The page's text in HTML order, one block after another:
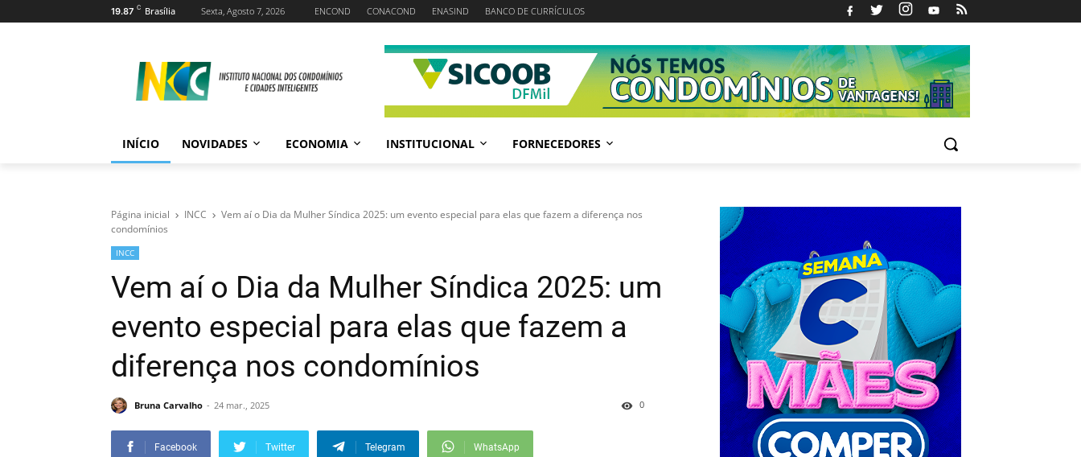
19.87 C Brasília Sexta, Agosto 7, 2026 ENCOND CONACOND ENASIND BANCO DE CURRÍCULOS
INÍCIO NOVIDADES ECONOMIA INSTITUCIONAL FORNECEDORES
Página inicial INCC
Vem aí o Dia da Mulher Síndica 2025: um evento especial para elas que fazem a diferença nos
condomínios
INCC
Vem aí o Dia da Mulher Síndica 2025: um
evento especial para elas que fazem a
diferença nos condomínios
Bruna Carvalho 24 mar., 2025 0
Facebook Twitter Telegram WhatsApp